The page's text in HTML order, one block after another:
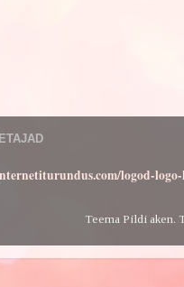
logod-
Teema Pildi aken.